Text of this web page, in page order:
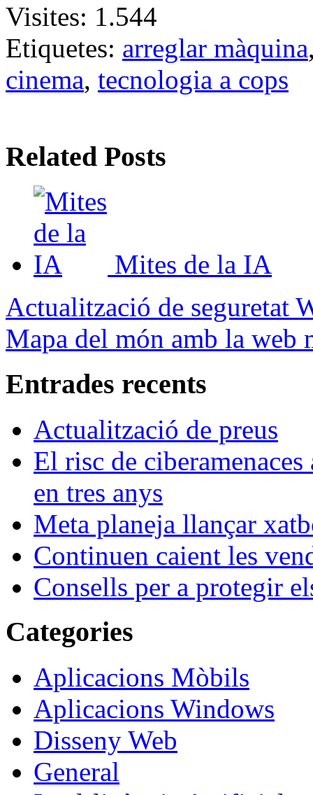
Visites: 1.544
Etiquetes: arreglar màquina
cinema, tecnologia a cops
Related Posts
Mites de la IA
Actualització de seguretat
Mapa del món amb la web
Entrades recents
Actualització de preus
El risc de
en tres anys
Meta planeja llançar
Continuen caient les
Consells per a protegir
Categories
Aplicacions Mòbils
Aplicacions Windows
Disseny Web
General